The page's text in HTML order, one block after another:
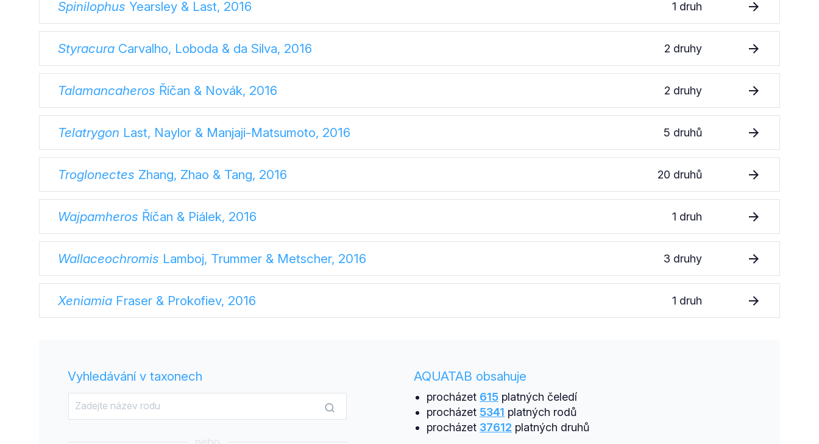
Spinilophus Yearsley & Last, 2016 1 druh
Styracura Carvalho, Loboda & da Silva, 2016 2 druhy
Talamancaheros Říčan & Novák, 2016 2 druhy
Telatrygon Last, Naylor & Manjaji-Matsumoto, 2016 5 druhů
Troglonectes Zhang, Zhao & Tang, 2016 20 druhů
Wajpamheros Říčan & Piálek, 2016 1 druh
Wallaceochromis Lamboj, Trummer & Metscher, 2016 3 druhy
Xeniamia Fraser & Prokofiev, 2016 1 druh
Vyhledávání v taxonech AQUATAB obsahuje
procházet 615platných čeledí
procházet 5341 platných rodů
procházet 37612 platných druhů